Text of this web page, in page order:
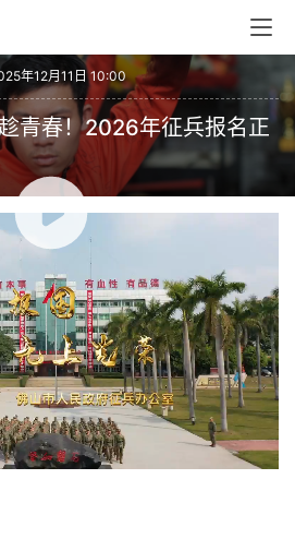
年12月11日 10:00
青春！2026年征兵报名正
城与制造业重镇，佛山始终将征兵
，让“忠勇报国”的基因在传承中焕
祖国，以籍贯之力守护安宁”的誓
国情怀的传承，更是对新时代强军
家国在肩！即日起，登录“全国征
，填写参军报名信息，开启属于
军旗上镌刻下无悔篇章！